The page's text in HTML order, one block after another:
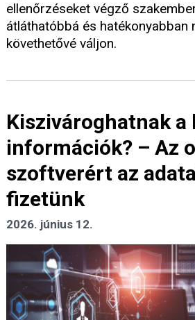
ellenőrzéseket végző
átláthatóbbá és hatékonyabban
követhetővé váljon.
Kiszivároghatnak a
információk? – Az
szoftverért az
fizetünk
2026. június 12.